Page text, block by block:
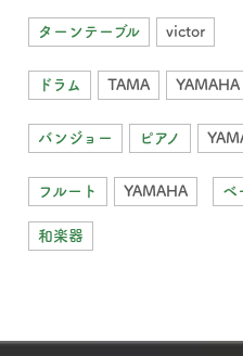
ターンテーブル victor
ドラム TAMA YAMAHA
バンジョー ピアノ
フルート YAMAHA ベ
和楽器